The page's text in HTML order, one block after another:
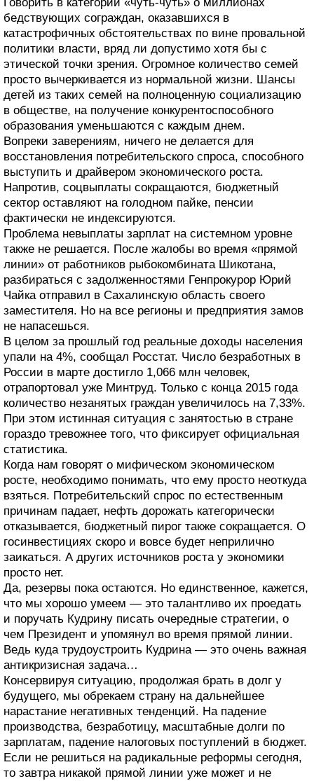
Говорить в категории «чуть-чуть» о миллионах
бедствующих сограждан, оказавшихся в
катастрофичных обстоятельствах по вине провальной
политики власти, вряд ли допустимо хотя бы с
этической точки зрения. Огромное количество семей
просто вычеркивается из нормальной жизни. Шансы
детей из таких семей на полноценную социализацию
в обществе, на получение конкурентоспособного
образования уменьшаются с каждым днем.
Вопреки заверениям, ничего не делается для
восстановления потребительского спроса, способного
выступить и драйвером экономического роста.
Напротив, соцвыплаты сокращаются, бюджетный
сектор оставляют на голодном пайке, пенсии
фактически не индексируются.
Проблема невыплаты зарплат на системном уровне
также не решается. После жалобы во время «прямой
линии» от работников рыбокомбината Шикотана,
разбираться с задолженностями Генпрокурор Юрий
Чайка отправил в Сахалинскую область своего
заместителя. Но на все регионы и предприятия замов
не напасешься.
В целом за прошлый год реальные доходы населения
упали на 4%, сообщал Росстат. Число безработных в
России в марте достигло 1,066 млн человек,
отрапортовал уже Минтруд. Только с конца 2015 года
количество незанятых граждан увеличилось на 7,33%.
При этом истинная ситуация с занятостью в стране
гораздо тревожнее того, что фиксирует официальная
статистика.
Когда нам говорят о мифическом экономическом
росте, необходимо понимать, что ему просто неоткуда
взяться. Потребительский спрос по естественным
причинам падает, нефть дорожать категорически
отказывается, бюджетный пирог также сокращается. О
госинвестициях скоро и вовсе будет неприлично
заикаться. А других источников роста у экономики
просто нет.
Да, резервы пока остаются. Но единственное, кажется,
что мы хорошо умеем — это талантливо их проедать
и поручать Кудрину писать очередные стратегии, о
чем Президент и упомянул во время прямой линии.
Ведь куда трудоустроить Кудрина — это очень важная
антикризисная задача…
Консервируя ситуацию, продолжая брать в долг у
будущего, мы обрекаем страну на дальнейшее
нарастание негативных тенденций. На падение
производства, безработицу, масштабные долги по
зарплатам, падение налоговых поступлений в бюджет.
Если не решиться на радикальные реформы сегодня,
то завтра никакой прямой линии уже может и не